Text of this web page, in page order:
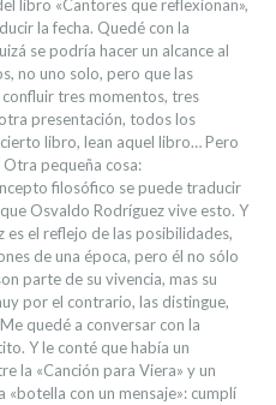
libro «Cantores que reflexionan»,
la fecha. Quedé con la
se podría hacer un alcance al
no uno solo, pero que las
tres momentos, tres
presentación, todos los
libro, lean aquel libro…Pero
Otra pequeña cosa:
filosófico se puede traducir
Osvaldo Rodríguez vive esto. Y
es el reflejo de las posibilidades,
de una época, pero él no sólo
parte de su vivencia, mas su
por el contrario, las distingue,
Me quedé a conversar con la
Y le conté que había un
la «Canción para Viera» y un
«botella con un mensaje»: cumplí